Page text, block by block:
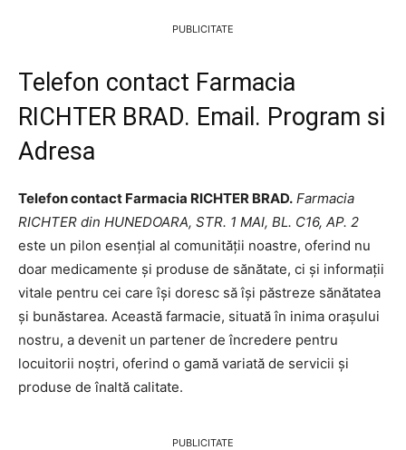
PUBLICITATE
Telefon contact Farmacia
RICHTER BRAD. Email. Program si
Adresa
Telefon contact Farmacia RICHTER BRAD. Farmacia
RICHTER din HUNEDOARA, STR. 1 MAI, BL. C16, AP. 2
este un pilon esențial al comunității noastre, oferind nu
doar medicamente și produse de sănătate, ci și informații
vitale pentru cei care își doresc să își păstreze sănătatea
și bunăstarea. Această farmacie, situată în inima orașului
nostru, a devenit un partener de încredere pentru
locuitorii noștri, oferind o gamă variată de servicii și
produse de înaltă calitate.
PUBLICITATE